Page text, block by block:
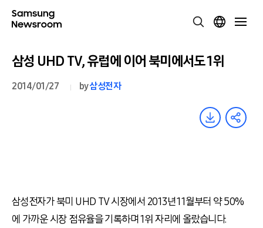
삼성 UHD TV, 유럽에 이어 북미에서도 1위
2014/01/27 by삼성전자
삼성전자가 북미 UHD TV 시장에서 2013년 11월부터 약 50%
에 가까운 시장 점유율을 기록하며 1위 자리에 올랐습니다.